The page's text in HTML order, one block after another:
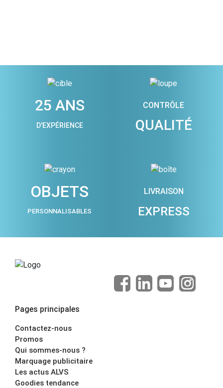
25 ANS
D'EXPÉRIENCE
CONTRÔLE
QUALITÉ
OBJETS
PERSONNALISABLES
LIVRAISON
EXPRESS
Pages principales
Contactez-nous
Promos
Qui sommes-nous ?
Marquage publicitaire
Les actus ALVS
Goodies tendance